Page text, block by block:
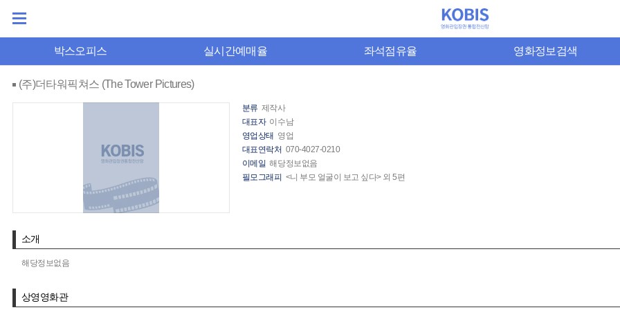
박스오피스 실시간예매율 좌석점유율 영화정보검색
(주)더타워픽쳐스 (The Tower Pictures)
분류 제작사
대표자 이수남
영업상태 영업
대표연락처 070-4027-0210
이메일 해당정보없음
필모그래피 <니 부모 얼굴이 보고 싶다> 외 5편
소개
해당정보없음
상영영화관